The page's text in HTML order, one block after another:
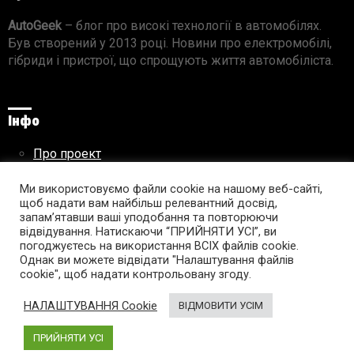
AutoGeek– блог про високі технології в автомобілях.
Був створений у 2013 році. Новини про електромобілі,
гібриди і пристрої, що спрощують життя автомобіліста.
Інфо
Про проект
Правила використання матеріалів
Підпишись на AutoGeek!
facebooktwitter instagramyoutube tumblr linkedin
Ми використовуємо файли cookie на нашому веб-сайті,
щоб надати вам найбільш релевантний досвід,
запам’ятавши ваші уподобання та повторюючи
відвідування. Натискаючи “ПРИЙНЯТИ УСІ”, ви
погоджуєтесь на використання ВСІХ файлів cookie.
Однак ви можете відвідати "Налаштування файлів
cookie", щоб надати контрольовану згоду.
НАЛАШТУВАННЯ Cookie ВІДМОВИТИ УСІМ
ПРИЙНЯТИ УСІ